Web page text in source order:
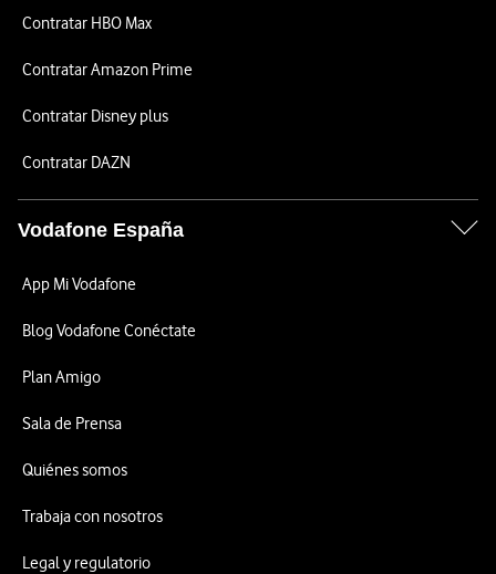
Contratar HBO Max
Contratar Amazon Prime
Contratar Disney plus
Contratar DAZN
Vodafone España
App Mi Vodafone
Blog Vodafone Conéctate
Plan Amigo
Sala de Prensa
Quiénes somos
Trabaja con nosotros
Legal y regulatorio